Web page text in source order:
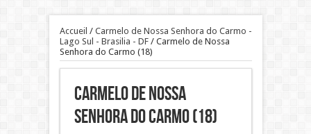
Accueil / Carmelo de Nossa Senhora do Carmo -
Lago Sul - Brasilia - DF/ Carmelo de Nossa
Senhora do Carmo (18)
Carmelo de Nossa
Senhora do Carmo (18)